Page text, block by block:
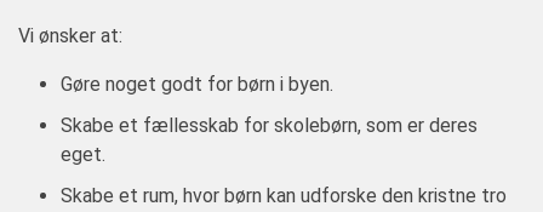
Vi ønsker at:
Gøre noget godt for børn i byen.
Skabe et fællesskab for skolebørn, som er deres
eget.
Skabe et rum, hvor børn kan udforske den kristne tro